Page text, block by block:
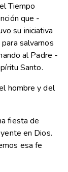
Tiempo
que -
su iniciativa
salvarnos
al Padre -
Santo.
hombre y del
fiesta de
en Dios.
esa fe